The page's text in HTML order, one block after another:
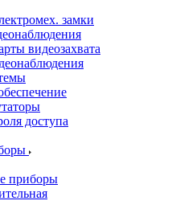
замки
видеозахвата
доступа
приборы